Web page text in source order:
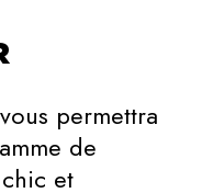
permettra
de
et